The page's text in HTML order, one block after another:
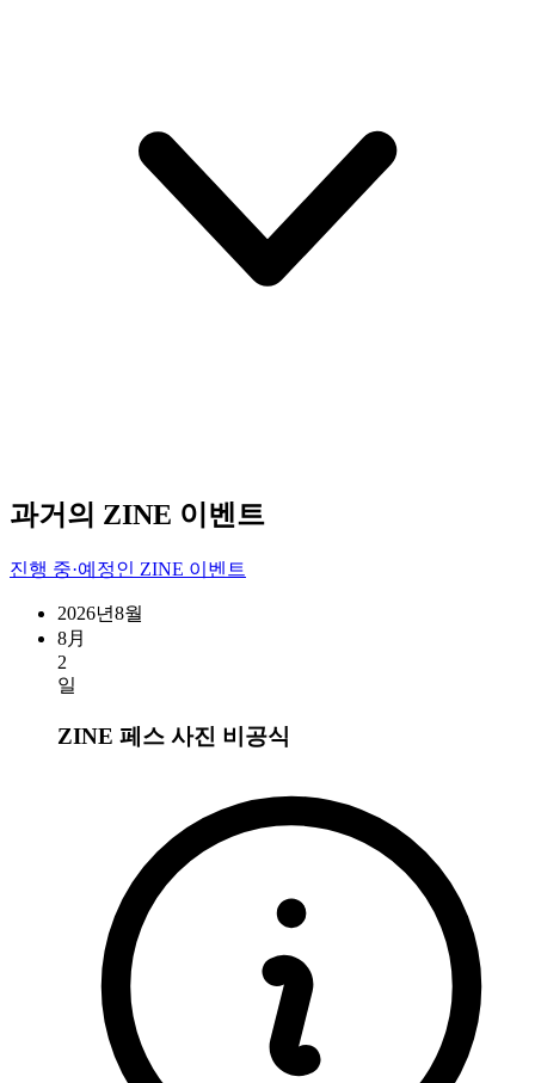
과거의 ZINE 이벤트
진행 중·예정인 ZINE 이벤트
2026년8월
8月
2
일
ZINE 페스 사진 비공식